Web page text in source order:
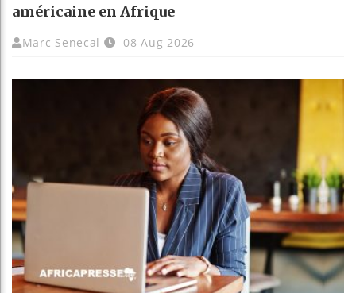
américaine en Afrique
Marc Senecal 08 Aug 2026